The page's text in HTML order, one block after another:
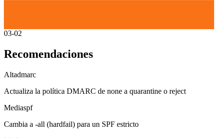
03-02
Recomendaciones
Altadmarc
Actualiza la política DMARC de none a quarantine o reject
Mediaspf
Cambia a -all (hardfail) para un SPF estricto